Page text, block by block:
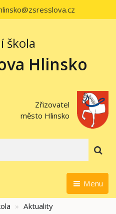
škola
Hlinsko
Zřizovatel
město Hlinsko
Menu
Aktuality